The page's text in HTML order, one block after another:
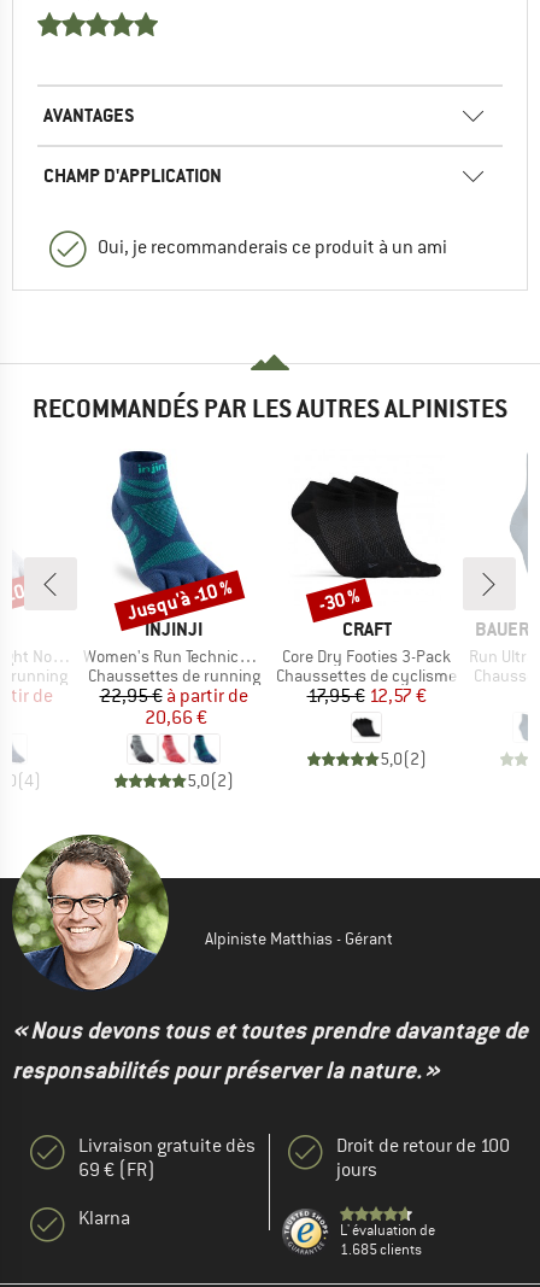
AVANTAGES
CHAMP D'APPLICATION
Oui, je recommanderais ce produit à un ami
RECOMMANDÉS PAR LES AUTRES ALPINISTES
Show
running
réduit
de
(4)
%
MARQUE
INJINJI
Article
Women's Run Technical Mini-Crew
Product group
Chaussettes de running
Prix
22,95 € Prix réduit
à partir de
20,66 €
5,0(2)
Remise
Jusqu'à -10 %
MARQUE
CRAFT
Article
Core Dry Footies 3-Pack
Product group
Chaussettes de cyclisme
Prix
17,95 €Prix réduit
12,57 €
5,0(2)
Remise
-30 %
MARQUE
Article
Run
Product
Alpiniste Matthias - Gérant
« Nous devons tous et toutes prendre davantage de
responsabilités pour préserver la nature. »
Livraison gratuite dès
69 € (FR)
Klarna
Droit de retour de 100
jours
L' évaluation de
1.685 clients